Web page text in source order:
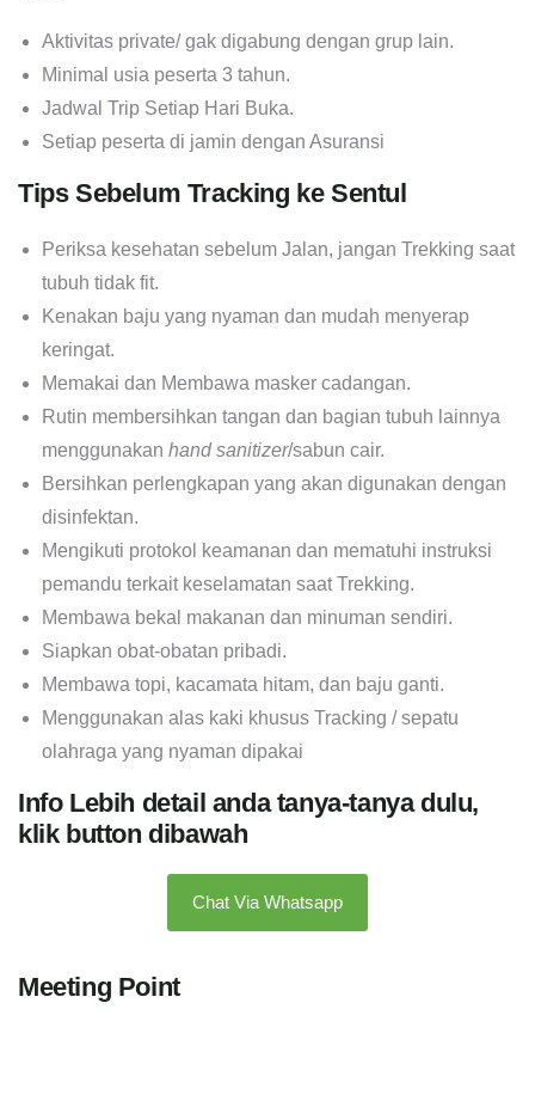
Aktivitas private/ gak digabung dengan grup lain.
Minimal usia peserta 3 tahun.
Jadwal Trip Setiap Hari Buka.
Setiap peserta di jamin dengan Asuransi
Tips Sebelum Tracking ke Sentul
Periksa kesehatan sebelum Jalan, jangan Trekking saat
tubuh tidak fit.
Kenakan baju yang nyaman dan mudah menyerap
keringat.
Memakai dan Membawa masker cadangan.
Rutin membersihkan tangan dan bagian tubuh lainnya
menggunakan hand sanitizer/sabun cair.
Bersihkan perlengkapan yang akan digunakan dengan
disinfektan.
Mengikuti protokol keamanan dan mematuhi instruksi
pemandu terkait keselamatan saat Trekking.
Membawa bekal makanan dan minuman sendiri.
Siapkan obat-obatan pribadi.
Membawa topi, kacamata hitam, dan baju ganti.
Menggunakan alas kaki khusus Tracking / sepatu
olahraga yang nyaman dipakai
Info Lebih detail anda tanya-tanya dulu,
klik button dibawah
Chat Via Whatsapp
Meeting Point